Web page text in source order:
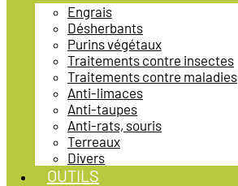
Engrais
Désherbants
Purins végétaux
Traitements contre insectes
Traitements contre maladies
Anti-limaces
Anti-taupes
Anti-rats, souris
Terreaux
Divers
OUTILS